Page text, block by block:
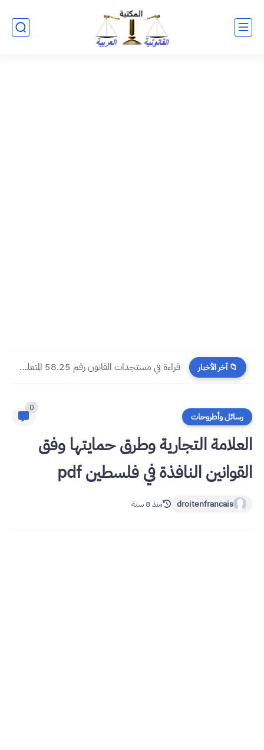
📁 آخر الأخبار ​قراءة في مستجدات القانون رقم 58.25 المتعلق بالمسطرة المدنية
رسائل وأطروحات
0
العلامة التجارية وطرق حمايتها وفق
القوانين النافذة في فلسطين pdf
droitenfrancais منذ 8 سنة